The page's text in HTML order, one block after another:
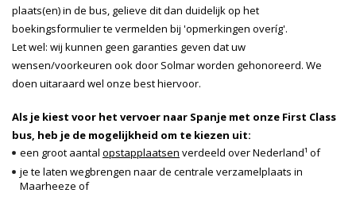
plaats(en) in de bus, gelieve dit dan duidelijk op het
boekingsformulier te vermelden bij 'opmerkingen overíg'.
Let wel: wij kunnen geen garanties geven dat uw
wensen/voorkeuren ook door Solmar worden gehonoreerd. We
doen uitaraard wel onze best hiervoor.
Als je kiest voor het vervoer naar Spanje met onze First Class
bus, heb je de mogelijkheid om te kiezen uit:
een groot aantal opstapplaatsen verdeeld over Nederland¹ of
je te laten wegbrengen naar de centrale verzamelplaats in
Maarheeze of